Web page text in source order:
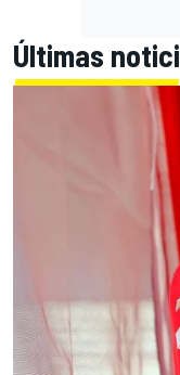
Últimas